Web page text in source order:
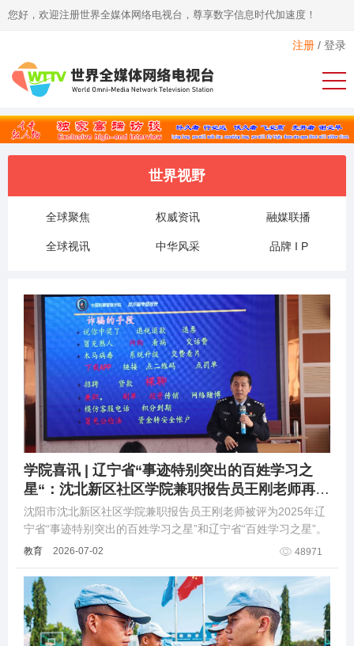
您好，欢迎注册世界全媒体网络电视台，尊享数字信息时代加速度！
注册 / 登录
世界视野
全球聚焦 权威资讯 融媒联播
全球视讯 中华风采 品牌 I P
学院喜讯 | 辽宁省“事迹特别突出的百姓学习之
星“：沈北新区社区学院兼职报告员王刚老师再获
殊荣
沈阳市沈北新区社区学院兼职报告员王刚老师被评为2025年辽
宁省“事迹特别突出的百姓学习之星”和辽宁省“百姓学习之星”。
教育 2026-07-02 48971